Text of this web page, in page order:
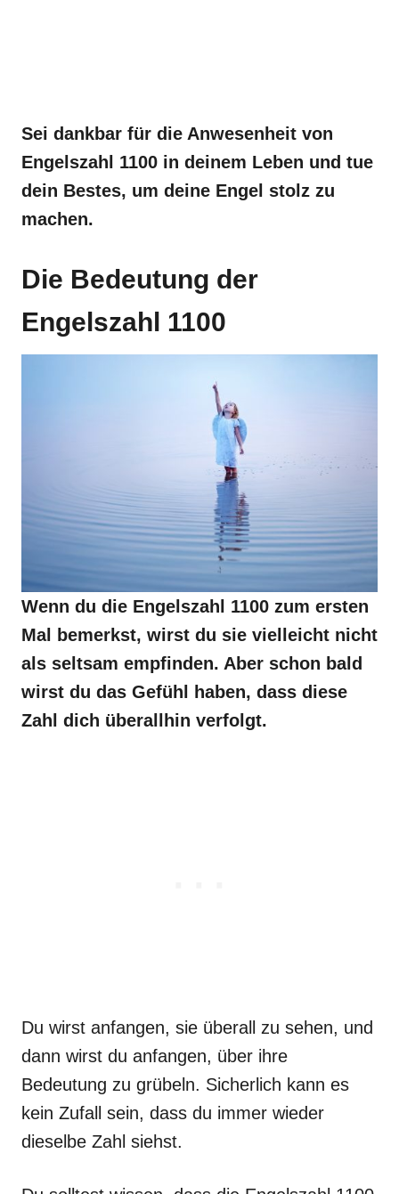
Sei dankbar für die Anwesenheit von
Engelszahl 1100 in deinem Leben und tue
dein Bestes, um deine Engel stolz zu
machen.
Die Bedeutung der
Engelszahl 1100
Wenn du die Engelszahl 1100 zum ersten
Mal bemerkst, wirst du sie vielleicht nicht
als seltsam empfinden. Aber schon bald
wirst du das Gefühl haben, dass diese
Zahl dich überallhin verfolgt.
Du wirst anfangen, sie überall zu sehen, und
dann wirst du anfangen, über ihre
Bedeutung zu grübeln. Sicherlich kann es
kein Zufall sein, dass du immer wieder
dieselbe Zahl siehst.